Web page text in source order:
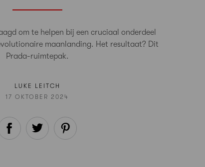
om te helpen bij een cruciaal onderdeel
maanlanding. Het resultaat? Dit
Prada-ruimtepak.
LUKE LEITCH
17 OKTOBER 2024